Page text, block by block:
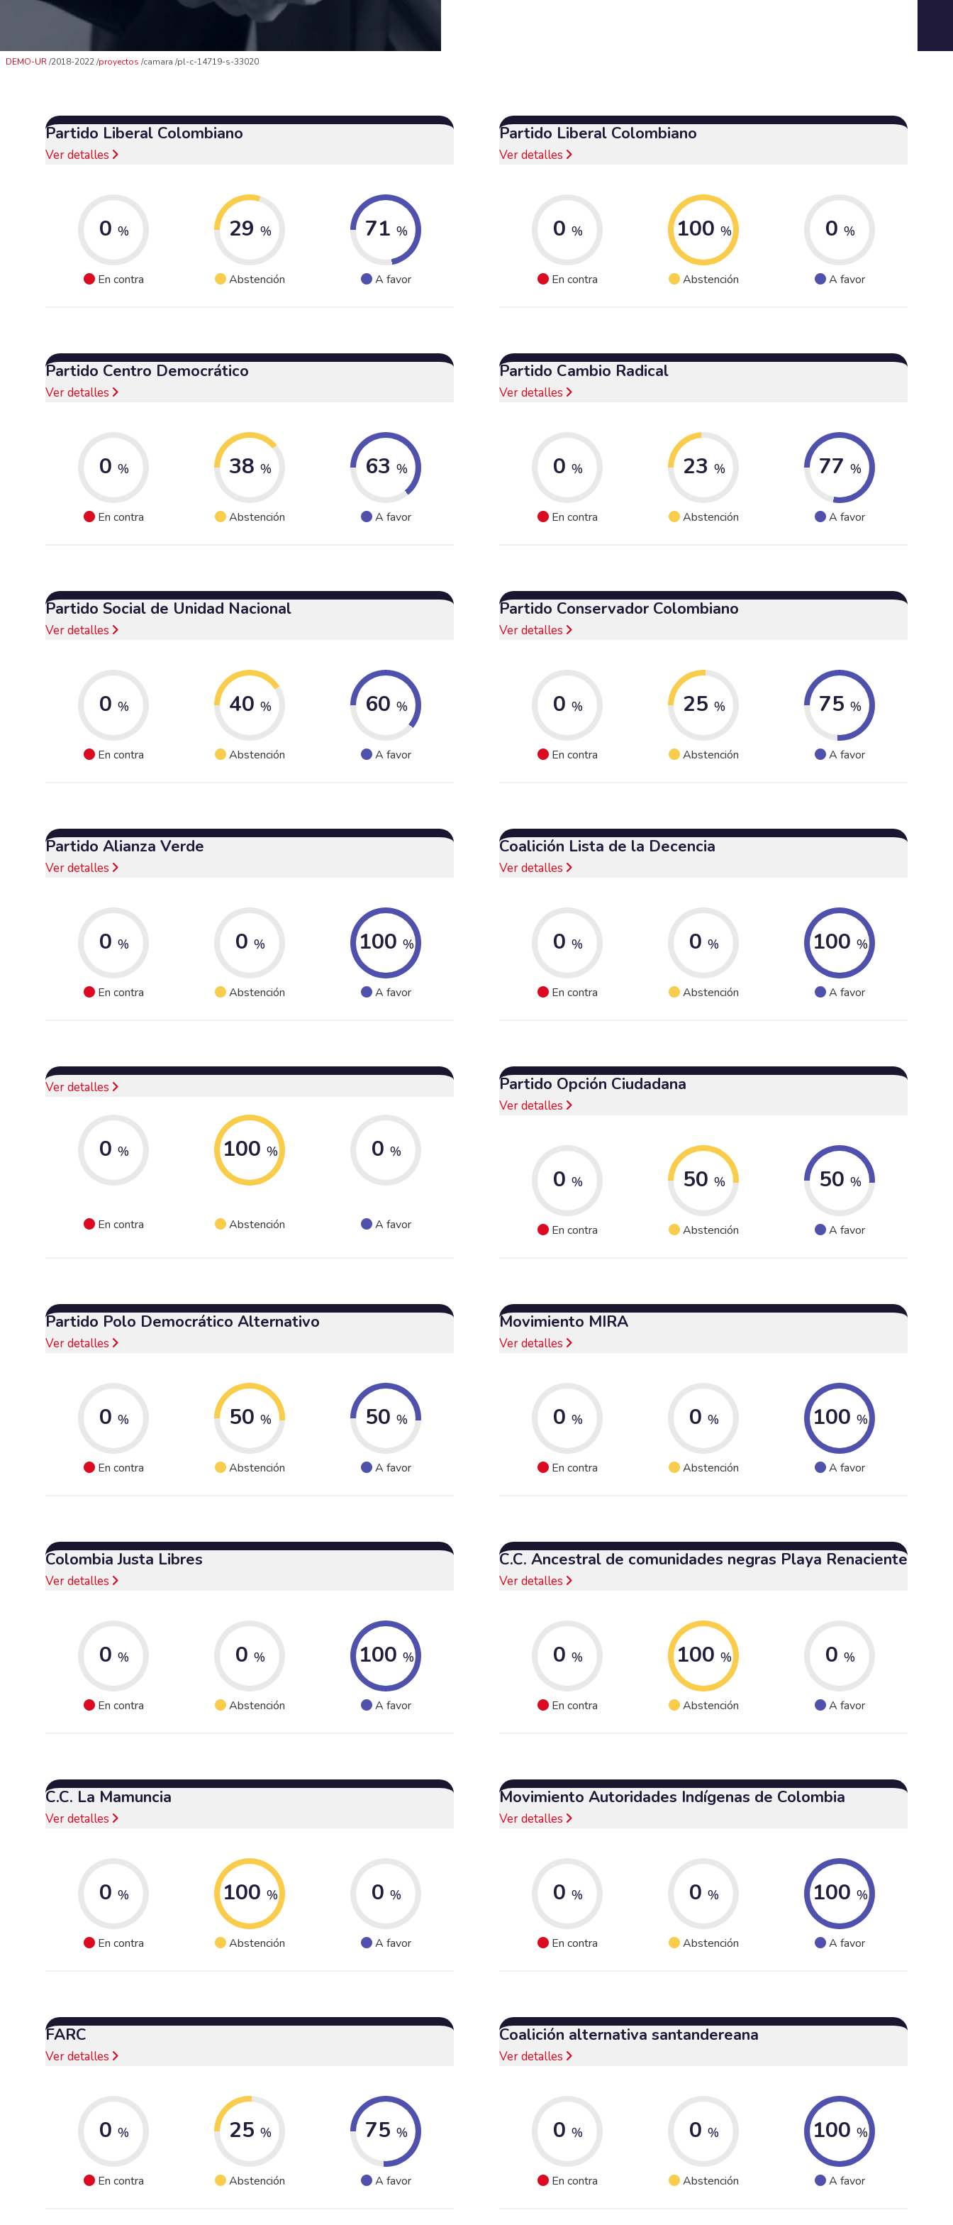
DEMO-UR 2018-2022 proyectos camara pl-c-14719-s-33020
Partido Liberal Colombiano
Ver detalles
0 %
En contra
29 %
Abstención
71 %
A favor
Partido Liberal Colombiano
Ver detalles
0 %
En contra
100 %
Abstención
0 %
A favor
Partido Centro Democrático
Ver detalles
0 %
En contra
38 %
Abstención
63 %
A favor
Partido Cambio Radical
Ver detalles
0 %
En contra
23 %
Abstención
77 %
A favor
Partido Social de Unidad Nacional
Ver detalles
0 %
En contra
40 %
Abstención
60 %
A favor
Partido Conservador Colombiano
Ver detalles
0 %
En contra
25 %
Abstención
75 %
A favor
Partido Alianza Verde
Ver detalles
0 %
En contra
0 %
Abstención
100 %
A favor
Coalición Lista de la Decencia
Ver detalles
0 %
En contra
0 %
Abstención
100 %
A favor
Ver detalles
0 %
En contra
100 %
Abstención
0 %
A favor
Partido Opción Ciudadana
Ver detalles
0 %
En contra
50 %
Abstención
50 %
A favor
Partido Polo Democrático Alternativo
Ver detalles
0 %
En contra
50 %
Abstención
50 %
A favor
Movimiento MIRA
Ver detalles
0 %
En contra
0 %
Abstención
100 %
A favor
Colombia Justa Libres
Ver detalles
0 %
En contra
0 %
Abstención
100 %
A favor
C.C. Ancestral de comunidades negras Playa Renaciente
Ver detalles
0 %
En contra
100 %
Abstención
0 %
A favor
C.C. La Mamuncia
Ver detalles
0 %
En contra
100 %
Abstención
0 %
A favor
Movimiento Autoridades Indígenas de Colombia
Ver detalles
0 %
En contra
0 %
Abstención
100 %
A favor
FARC
Ver detalles
0 %
En contra
25 %
Abstención
75 %
A favor
Coalición alternativa santandereana
Ver detalles
0 %
En contra
0 %
Abstención
100 %
A favor